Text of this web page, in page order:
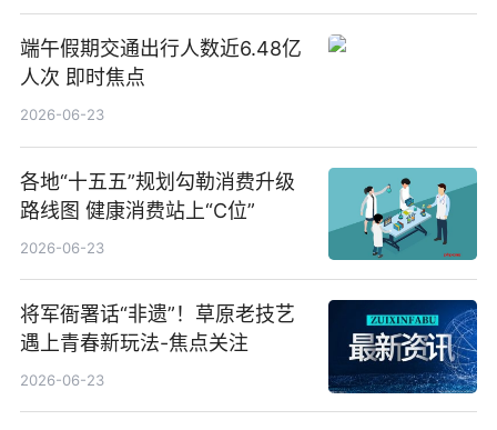
端午假期交通出行人数近6.48亿
人次 即时焦点
2026-06-23
各地“十五五”规划勾勒消费升级
路线图 健康消费站上“C位”
2026-06-23
将军衙署话“非遗”！草原老技艺
遇上青春新玩法-焦点关注
2026-06-23